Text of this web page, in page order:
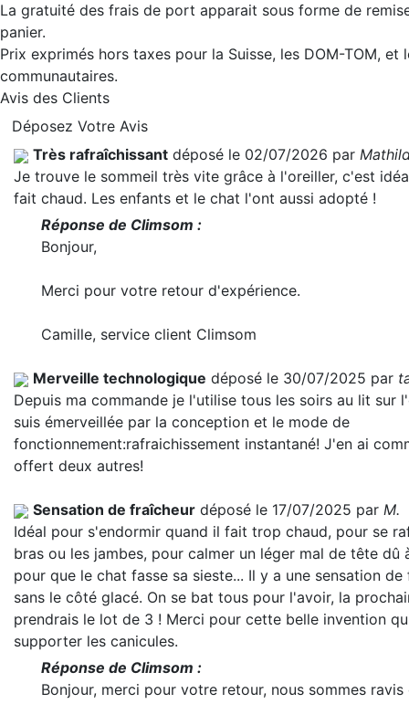
La gratuité des frais de port apparait sous forme de
panier.
Prix exprimés hors taxes pour la Suisse, les DOM-TOM, et
communautaires.
Avis des Clients
Déposez Votre Avis
Très rafraîchissant déposé le 02/07/2026 par
Je trouve le sommeil très vite grâce à l'oreiller, c'est
fait chaud. Les enfants et le chat l'ont aussi adopté !
Réponse de Climsom :
Bonjour,
Merci pour votre retour d'expérience.
Camille, service client Climsom
Merveille technologique déposé le 30/07/2025 par
Depuis ma commande je l'utilise tous les soirs au lit sur
suis émerveillée par la conception et le mode de
fonctionnement:rafraichissement instantané! J'en ai
offert deux autres!
Sensation de fraîcheur déposé le 17/07/2025 par M.
Idéal pour s'endormir quand il fait trop chaud, pour se
bras ou les jambes, pour calmer un léger mal de tête dû
pour que le chat fasse sa sieste... Il y a une sensation de
sans le côté glacé. On se bat tous pour l'avoir, la
prendrais le lot de 3 ! Merci pour cette belle invention
supporter les canicules.
Réponse de Climsom :
Bonjour, merci pour votre retour, nous sommes